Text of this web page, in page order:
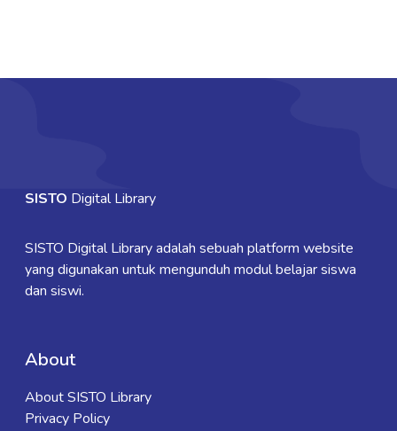
SISTO Digital Library
SISTO Digital Library adalah sebuah platform website
yang digunakan untuk mengunduh modul belajar siswa
dan siswi.
About
About SISTO Library
Privacy Policy